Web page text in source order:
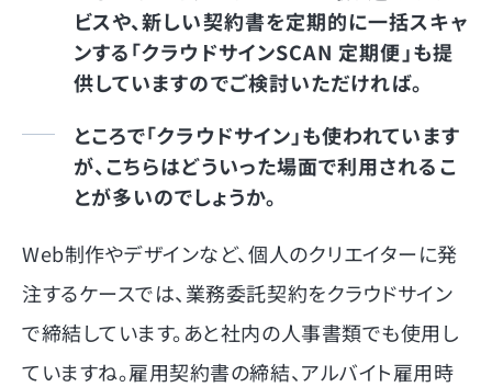
ビスや、新しい契約書を定期的に一括スキャ
ンする「クラウドサインSCAN 定期便」も提
供していますのでご検討いただければ。
ところで「クラウドサイン」も使われています
が、こちらはどういった場面で利用されるこ
とが多いのでしょうか。
Web制作やデザインなど、個人のクリエイターに発
注するケースでは、業務委託契約をクラウドサイン
で締結しています。あと社内の人事書類でも使用し
ていますね。雇用契約書の締結、アルバイト雇用時